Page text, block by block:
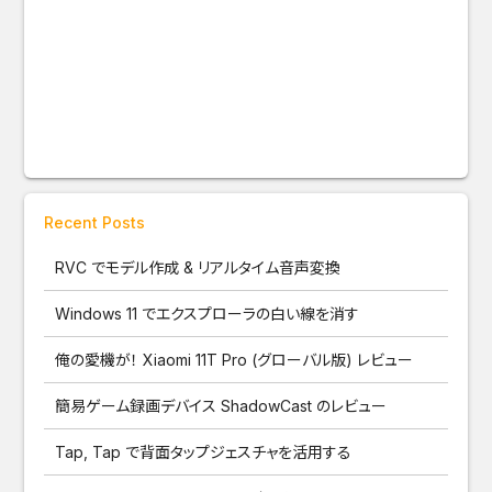
Recent Posts
RVC でモデル作成 & リアルタイム音声変換
Windows 11 でエクスプローラの白い線を消す
俺の愛機が！ Xiaomi 11T Pro (グローバル版) レビュー
簡易ゲーム録画デバイス ShadowCast のレビュー
Tap, Tap で背面タップジェスチャを活用する